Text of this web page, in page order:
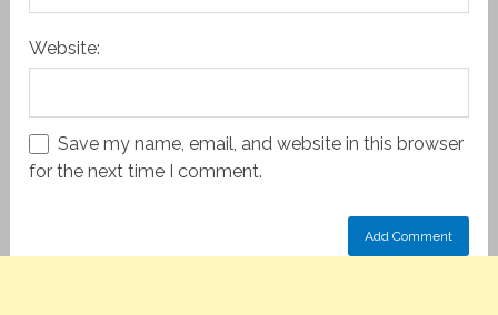
Website:
Save my name, email, and website in this browser
for the next time I comment.